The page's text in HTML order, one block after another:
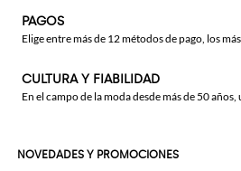
PAGOS
Elige entre más de 12 métodos de pago, los
CULTURA Y FIABILIDAD
En el campo de la moda desde más de 50
NOVEDADES Y PROMOCIONES